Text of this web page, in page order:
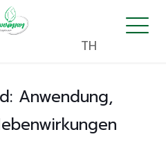
TH
Anwendung,